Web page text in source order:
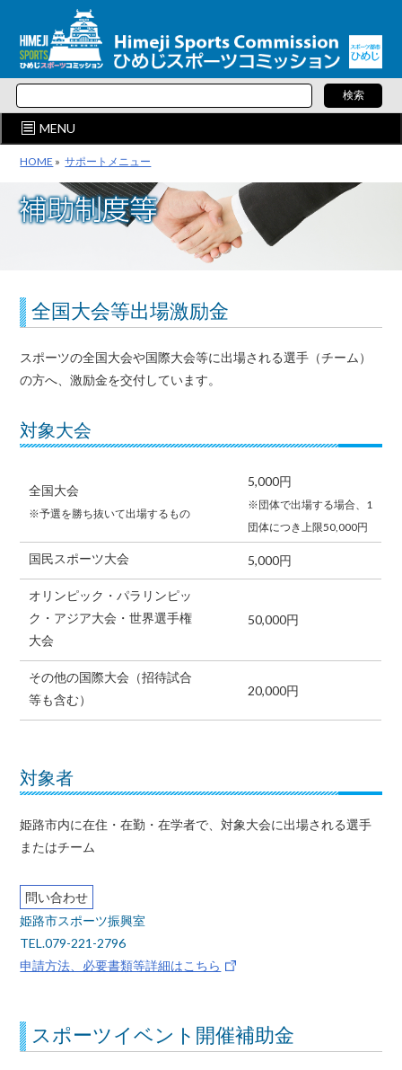
MENU
HOME » サポートメニュー
全国大会等出場激励金
スポーツの全国大会や国際大会等に出場される選手（チーム）
の方へ、激励金を交付しています。
対象大会
全国大会
※予選を勝ち抜いて出場するもの
5,000円
※団体で出場する場合、1
団体につき上限50,000円
国民スポーツ大会 5,000円
オリンピック・パラリンピッ
ク・アジア大会・世界選手権
大会
50,000円
その他の国際大会（招待試合
等も含む）
20,000円
対象者
姫路市内に在住・在勤・在学者で、対象大会に出場される選手
またはチーム
問い合わせ
姫路市スポーツ振興室
TEL.079-221-2796
申請方法、必要書類等詳細はこちら
スポーツイベント開催補助金